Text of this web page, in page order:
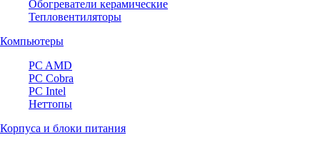
Обогреватели керамические
Тепловентиляторы
Компьютеры
PC AMD
PC Cobra
PC Intel
Неттопы
Корпуса и блоки питания